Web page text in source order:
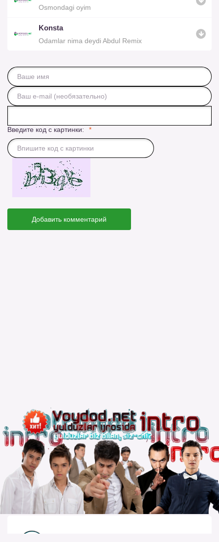
Osmondagi oyim
Konsta
Odamlar nima deydi Abdul Remix
Введите код с картинки:
Добавить комментарий